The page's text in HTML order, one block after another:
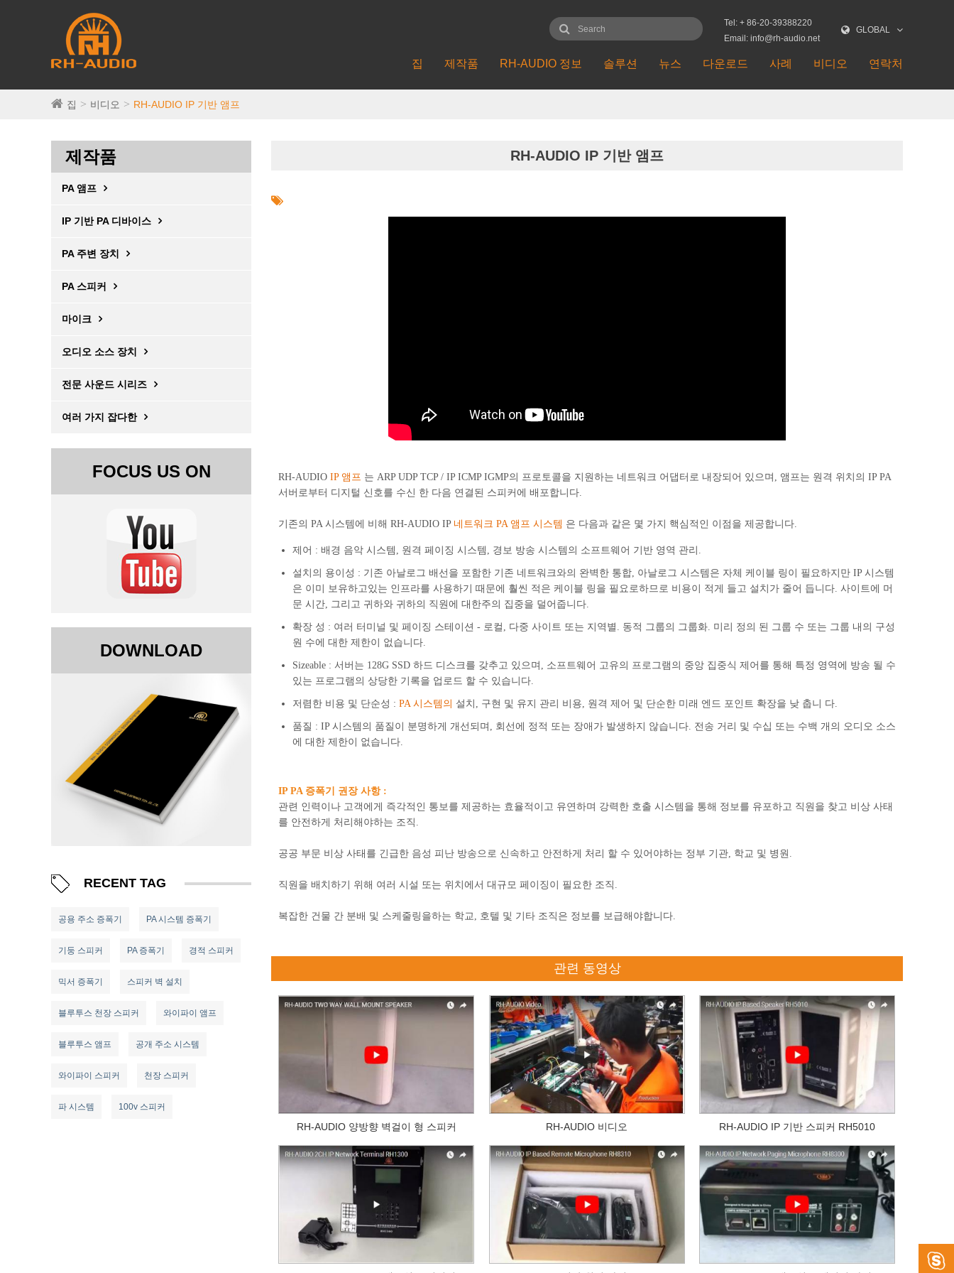
GLOBAL
Tel: + 86-20-39388220
Email: info@rh-audio.net
집 제작품 RH-AUDIO 정보 솔루션 뉴스 다운로드 사례 비디오 연락처
집 비디오 RH-AUDIO IP 기반 앰프
제작품
PA 앰프
IP 기반 PA 디바이스
PA 주변 장치
PA 스피커
마이크
오디오 소스 장치
전문 사운드 시리즈
여러 가지 잡다한
FOCUS US ON
DOWNLOAD
RECENT TAG
공용 주소 증폭기 PA 시스템 증폭기
기둥 스피커 PA 증폭기 경적 스피커
믹서 증폭기 스피커 벽 설치
블루투스 천장 스피커 와이파이 앰프
블루투스 앰프 공개 주소 시스템
와이파이 스피커 천장 스피커
파 시스템 100v 스피커
RH-AUDIO IP 기반 앰프
RH-AUDIO IP 앰프 는 ARP UDP TCP / IP ICMP IGMP의 프로토콜을 지원하는 네트워크 어댑터로 내장되어 있으며, 앰프는 원격 위치의 IP PA
서버로부터 디지털 신호를 수신 한 다음 연결된 스피커에 배포합니다.
기존의 PA 시스템에 비해 RH-AUDIO IP 네트워크 PA 앰프 시스템 은 다음과 같은 몇 가지 핵심적인 이점을 제공합니다.
제어 : 배경 음악 시스템, 원격 페이징 시스템, 경보 방송 시스템의 소프트웨어 기반 영역 관리.
설치의 용이성 : 기존 아날로그 배선을 포함한 기존 네트워크와의 완벽한 통합, 아날로그 시스템은 자체 케이블 링이 필요하지만 IP 시스템
은 이미 보유하고있는 인프라를 사용하기 때문에 훨씬 적은 케이블 링을 필요로하므로 비용이 적게 들고 설치가 줄어 듭니다. 사이트에 머
문 시간, 그리고 귀하와 귀하의 직원에 대한주의 집중을 덜어줍니다.
확장 성 : 여러 터미널 및 페이징 스테이션 - 로컬, 다중 사이트 또는 지역별. 동적 그룹의 그룹화. 미리 정의 된 그룹 수 또는 그룹 내의 구성
원 수에 대한 제한이 없습니다.
Sizeable : 서버는 128G SSD 하드 디스크를 갖추고 있으며, 소프트웨어 고유의 프로그램의 중앙 집중식 제어를 통해 특정 영역에 방송 될 수
있는 프로그램의 상당한 기록을 업로드 할 수 있습니다.
저렴한 비용 및 단순성 : PA 시스템의 설치, 구현 및 유지 관리 비용, 원격 제어 및 단순한 미래 엔드 포인트 확장을 낮 춥니 다.
품질 : IP 시스템의 품질이 분명하게 개선되며, 회선에 정적 또는 장애가 발생하지 않습니다. 전송 거리 및 수십 또는 수백 개의 오디오 소스
에 대한 제한이 없습니다.
IP PA 증폭기 권장 사항 :
관련 인력이나 고객에게 즉각적인 통보를 제공하는 효율적이고 유연하며 강력한 호출 시스템을 통해 정보를 유포하고 직원을 찾고 비상 사태
를 안전하게 처리해야하는 조직.
공공 부문 비상 사태를 긴급한 음성 피난 방송으로 신속하고 안전하게 처리 할 수 ​​있어야하는 정부 기관, 학교 및 병원.
직원을 배치하기 위해 여러 시설 또는 위치에서 대규모 페이징이 필요한 조직.
복잡한 건물 간 분배 및 스케줄링을하는 학교, 호텔 및 기타 조직은 정보를 보급해야합니다.
관련 동영상
RH-AUDIO 양방향 벽걸이 형 스피커 RH-AUDIO 비디오 RH-AUDIO IP 기반 스피커 RH5010
